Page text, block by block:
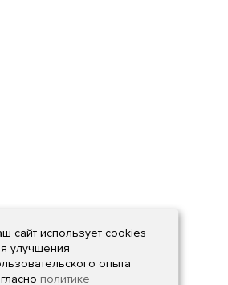
сайт использует cookies
улучшения
опыта
политике